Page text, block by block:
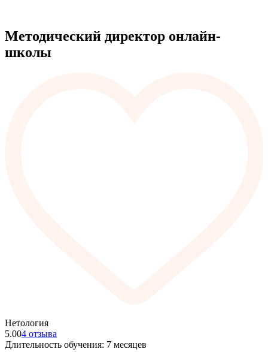
Методический директор онлайн-
школы
Нетология
5.004 отзыва
Длительность обучения: 7 месяцев